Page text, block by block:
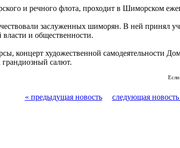
и речного флота, проходит в Шиморском
заслуженных шиморян. В ней принял
и общественности.
концерт художественной самодеятельности
грандиозный салют.
« предыдущая новость следующая новость